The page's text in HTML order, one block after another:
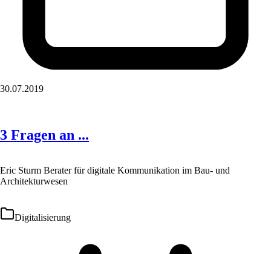
30.07.2019
3 Fragen an ...
Eric Sturm Berater für digitale Kommunikation im Bau- und
Architekturwesen
Digitalisierung